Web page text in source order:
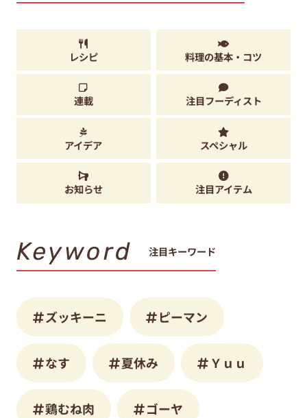
レシピ 料理の基本・コツ
連載 注目フーディスト
アイデア スペシャル
お知らせ 注目アイテム
Keyword 注目キーワード
ズッキーニ ピーマン
なす 夏休み Ｙｕｕ
鶏むね肉 ゴーヤ